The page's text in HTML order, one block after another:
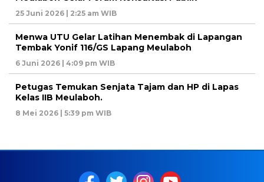
25 Juni 2026 | 2:25 am WIB
Menwa UTU Gelar Latihan Menembak di Lapangan
Tembak Yonif 116/GS Lapang Meulaboh
6 Juni 2026 | 4:09 pm WIB
Petugas Temukan Senjata Tajam dan HP di Lapas
Kelas IIB Meulaboh.
8 Mei 2026 | 5:39 pm WIB